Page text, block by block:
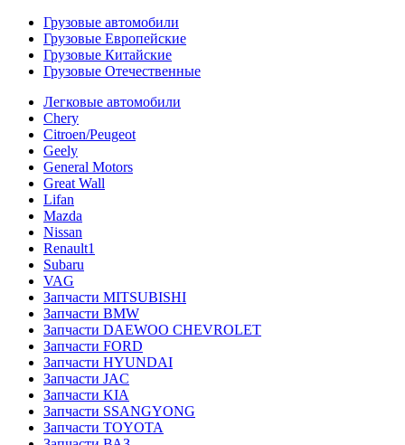
Грузовые автомобили
Грузовые Европейские
Грузовые Китайские
Грузовые Отечественные
Легковые автомобили
Chery
Citroen/Peugeot
Geely
General Motors
Great Wall
Lifan
Mazda
Nissan
Renault1
Subaru
VAG
Запчасти MITSUBISHI
Запчасти BMW
Запчасти DAEWOO CHEVROLET
Запчасти FORD
Запчасти HYUNDAI
Запчасти JAC
Запчасти KIA
Запчасти SSANGYONG
Запчасти TOYOTA